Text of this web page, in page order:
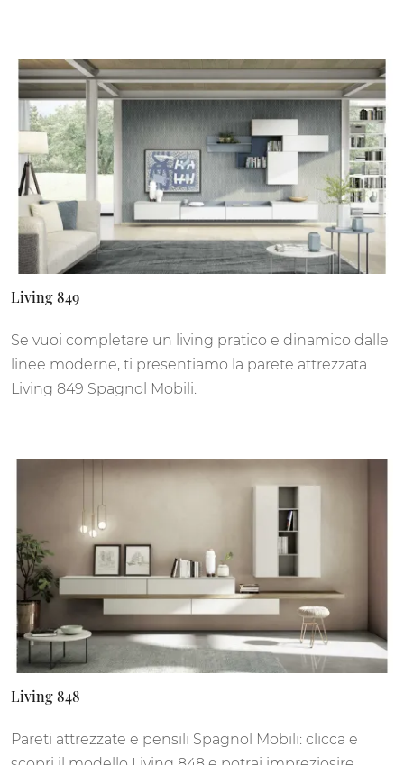
Living 849
Se vuoi completare un living pratico e dinamico dalle
linee moderne, ti presentiamo la parete attrezzata
Living 849 Spagnol Mobili.
Living 848
Pareti attrezzate e pensili Spagnol Mobili: clicca e